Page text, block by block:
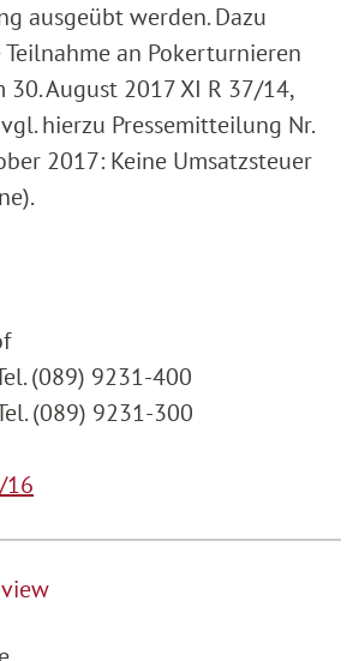
ausgeübt werden. Dazu
an Pokerturnieren
August 2017 XI R 37/14,
hierzu Pressemitteilung Nr.
2017: Keine Umsatzsteuer
(089) 9231-400
(089) 9231-300
16